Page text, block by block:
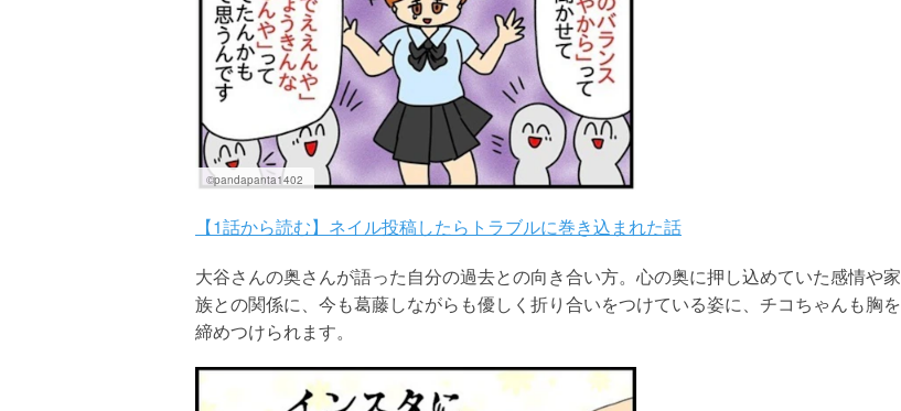
©pandapanta1402
【1話から読む】ネイル投稿したらトラブルに巻き込まれた話
大谷さんの奥さんが語った自分の過去との向き合い方。心の奥に押し込めていた感情や家
族との関係に、今も葛藤しながらも優しく折り合いをつけている姿に、チコちゃんも胸を
締めつけられます。